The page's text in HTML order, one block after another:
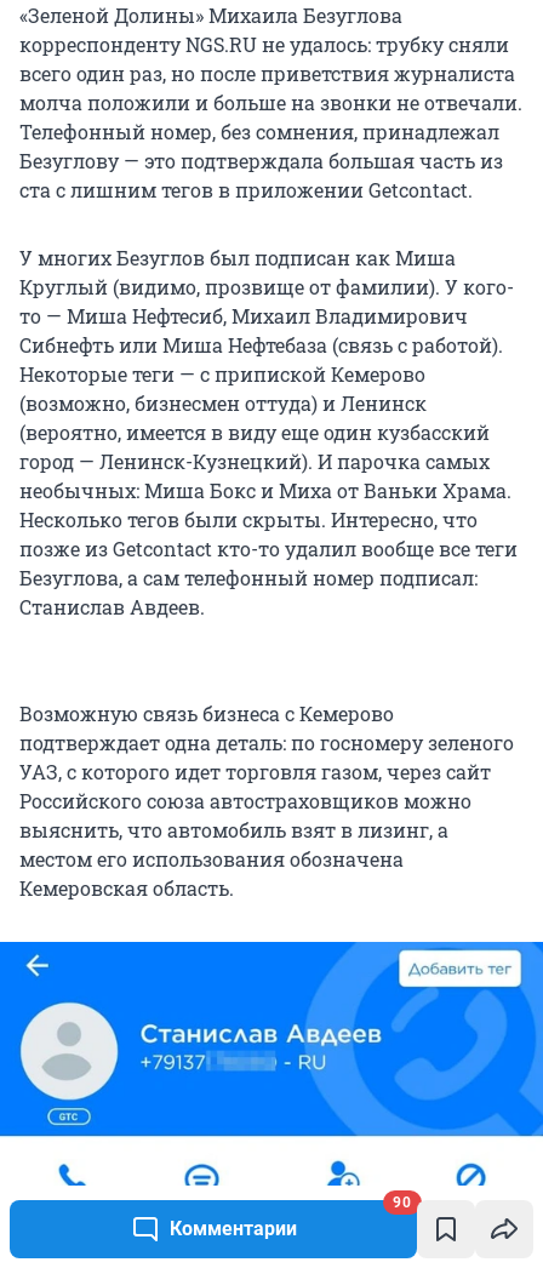
Комментарии
90
«Зеленой Долины» Михаила Безуглова
корреспонденту NGS.RU не удалось: трубку сняли
всего один раз, но после приветствия журналиста
молча положили и больше на звонки не отвечали.
Телефонный номер, без сомнения, принадлежал
Безуглову — это подтверждала большая часть из
ста с лишним тегов в приложении Getcontact.
У многих Безуглов был подписан как Миша
Круглый (видимо, прозвище от фамилии). У кого-
то — Миша Нефтесиб, Михаил Владимирович
Сибнефть или Миша Нефтебаза (связь с работой).
Некоторые теги — с припиской Кемерово
(возможно, бизнесмен оттуда) и Ленинск
(вероятно, имеется в виду еще один кузбасский
город — Ленинск-Кузнецкий). И парочка самых
необычных: Миша Бокс и Миха от Ваньки Храма.
Несколько тегов были скрыты. Интересно, что
позже из Getcontact кто-то удалил вообще все теги
Безуглова, а сам телефонный номер подписал:
Станислав Авдеев.
Возможную связь бизнеса с Кемерово
подтверждает одна деталь: по госномеру зеленого
УАЗ, с которого идет торговля газом, через сайт
Российского союза автостраховщиков можно
выяснить, что автомобиль взят в лизинг, а
местом его использования обозначена
Кемеровская область.